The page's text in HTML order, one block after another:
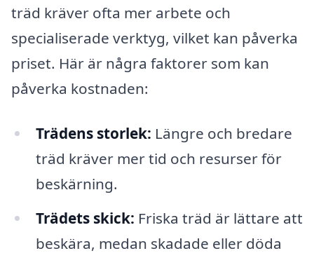
träd kräver ofta mer arbete och
specialiserade verktyg, vilket kan påverka
priset. Här är några faktorer som kan
påverka kostnaden:
Trädens storlek: Längre och bredare
träd kräver mer tid och resurser för
beskärning.
Trädets skick: Friska träd är lättare att
beskära, medan skadade eller döda